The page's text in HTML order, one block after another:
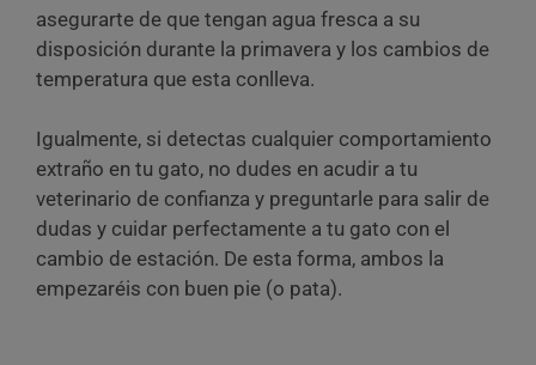
asegurarte de que tengan agua fresca a su
disposición durante la primavera y los cambios de
temperatura que esta conlleva.
Igualmente, si detectas cualquier comportamiento
extraño en tu gato, no dudes en acudir a tu
veterinario de confianza y preguntarle para salir de
dudas y cuidar perfectamente a tu gato con el
cambio de estación. De esta forma, ambos la
empezaréis con buen pie (o pata).